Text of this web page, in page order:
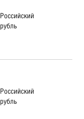
Российский
рубль
Российский
рубль